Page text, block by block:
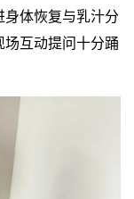
体恢复与乳汁分
互动提问十分踊